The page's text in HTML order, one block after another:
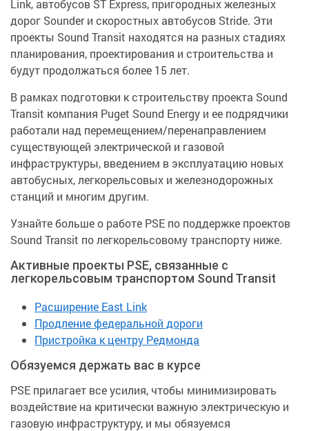
Link, автобусов ST Express, пригородных железных
дорог Sounder и скоростных автобусов Stride. Эти
проекты Sound Transit находятся на разных стадиях
планирования, проектирования и строительства и
будут продолжаться более 15 лет.
В рамках подготовки к строительству проекта Sound
Transit компания Puget Sound Energy и ее подрядчики
работали над перемещением/перенаправлением
существующей электрической и газовой
инфраструктуры, введением в эксплуатацию новых
автобусных, легкорельсовых и железнодорожных
станций и многим другим.
Узнайте больше о работе PSE по поддержке проектов
Sound Transit по легкорельсовому транспорту ниже.
Активные проекты PSE, связанные с
легкорельсовым транспортом Sound Transit
Расширение East Link
Продление федеральной дороги
Пристройка к центру Редмонда
Обязуемся держать вас в курсе
PSE прилагает все усилия, чтобы минимизировать
воздействие на критически важную электрическую и
газовую инфраструктуру, и мы обязуемся